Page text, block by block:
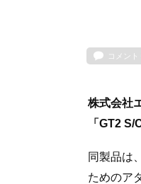
コメント
株式会社
「GT2
同製品は
ためのア